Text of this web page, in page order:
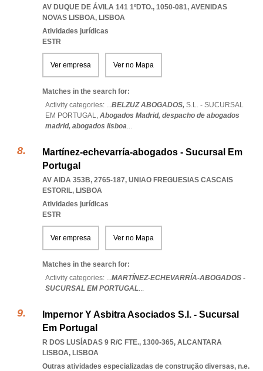
AV DUQUE DE ÁVILA 141 1ºDTO., 1050-081, AVENIDAS
NOVAS LISBOA, LISBOA
Atividades jurídicas
ESTR
Ver empresa Ver no Mapa
Matches in the search for:
Activity categories: ...BELZUZ ABOGADOS, S.L. - SUCURSAL
EM PORTUGAL, Abogados Madrid, despacho de abogados
madrid, abogados lisboa...
Martínez-echevarría-abogados - Sucursal Em
Portugal
AV AIDA 353B, 2765-187, UNIAO FREGUESIAS CASCAIS
ESTORIL, LISBOA
Atividades jurídicas
ESTR
Ver empresa Ver no Mapa
Matches in the search for:
Activity categories: ...MARTÍNEZ-ECHEVARRÍA-ABOGADOS -
SUCURSAL EM PORTUGAL...
Impernor Y Asbitra Asociados S.l. - Sucursal
Em Portugal
R DOS LUSÍADAS 9 R/C FTE., 1300-365, ALCANTARA
LISBOA, LISBOA
Outras atividades especializadas de construção diversas, n.e.